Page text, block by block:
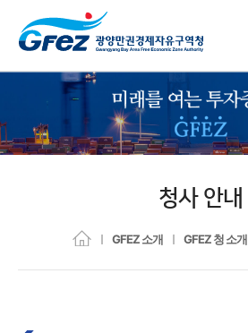
청사 안내
GFEZ 소개 GFEZ 청 소개